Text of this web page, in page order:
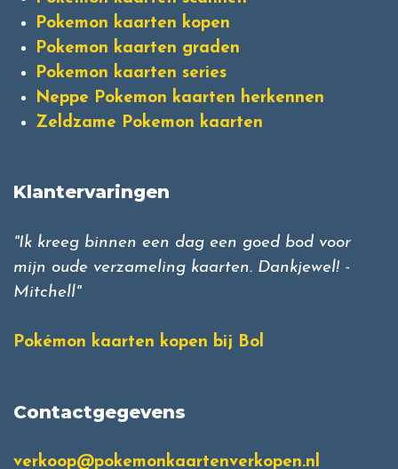
Pokemon kaarten kopen
Pokemon kaarten graden
Pokemon kaarten series
Neppe Pokemon kaarten herkennen
Zeldzame Pokemon kaarten
Klantervaringen
"Ik kreeg binnen een dag een goed bod voor
mijn oude verzameling kaarten. Dankjewel! -
Mitchell"
Pokémon kaarten kopen bij Bol
Contactgegevens
verkoop@pokemonkaartenverkopen.nl